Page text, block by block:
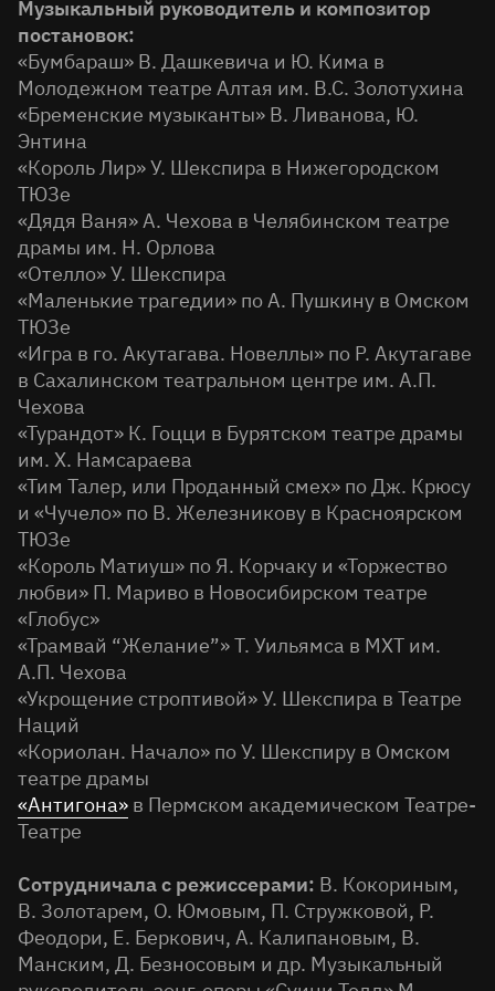
Музыкальный руководитель и композитор
постановок:
«Бумбараш» В. Дашкевича и Ю. Кима в
Молодежном театре Алтая им. В.С. Золотухина
«Бременские музыканты» В. Ливанова, Ю.
Энтина
«Король Лир» У. Шекспира в Нижегородском
ТЮЗе
«Дядя Ваня» А. Чехова в Челябинском театре
драмы им. Н. Орлова
«Отелло» У. Шекспира
«Маленькие трагедии» по А. Пушкину в Омском
ТЮЗе
«Игра в го. Акутагава. Новеллы» по Р. Акутагаве
в Сахалинском театральном центре им. А.П.
Чехова
«Турандот» К. Гоцци в Бурятском театре драмы
им. Х. Намсараева
«Тим Талер, или Проданный смех» по Дж. Крюсу
и «Чучело» по В. Железникову в Красноярском
ТЮЗе
«Король Матиуш» по Я. Корчаку и «Торжество
любви» П. Мариво в Новосибирском театре
«Глобус»
«Трамвай “Желание”» Т. Уильямса в МХТ им.
А.П. Чехова
«Укрощение строптивой» У. Шекспира в Театре
Наций
«Кориолан. Начало» по У. Шекспиру в Омском
театре драмы
«Антигона» в Пермском академическом Театре-
Театре
Сотрудничала с режиссерами: В. Кокориным,
В. Золотарем, О. Юмовым, П. Стружковой, Р.
Феодори, Е. Беркович, А. Калипановым, В.
Манским, Д. Безносовым и др. Музыкальный